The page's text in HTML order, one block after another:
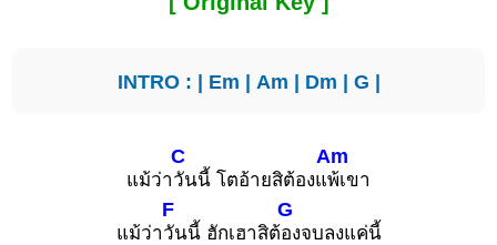
INTRO : | Em | Am | Dm | G |
แม้ว่า
C
วันนี้ โตอ้ายสิต้องแ
Am
พ้เขา
แม้ว่า
F
วันนี้ ฮักเฮาสิต้
G
องจบลงแค่นี้